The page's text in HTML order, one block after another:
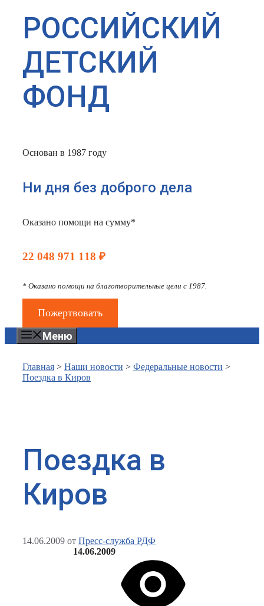
РОССИЙСКИЙ
ДЕТСКИЙ
ФОНД
Основан в 1987 году
Ни дня без доброго дела
Оказано помощи на сумму*
22 048 971 118 ₽
* Оказано помощи на благотворительные цели с 1987.
Пожертвовать
Меню
Главная > Наши новости > Федеральные новости >
Поездка в Киров
Поездка в
Киров
14.06.2009 от Пресс-служба РДФ
14.06.2009